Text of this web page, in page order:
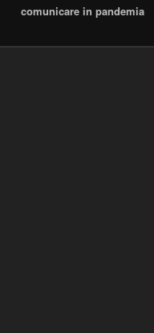
comunicare in pandemia